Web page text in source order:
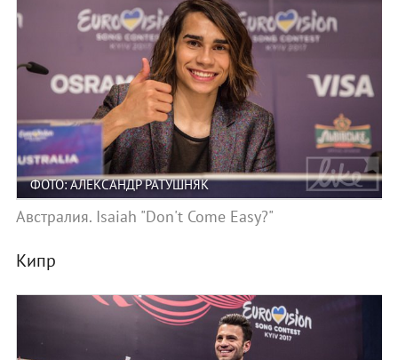
ФОТО: АЛЕКСАНДР РАТУШНЯК
Австралия. Isaiah "Don't Come Easy?"
Кипр